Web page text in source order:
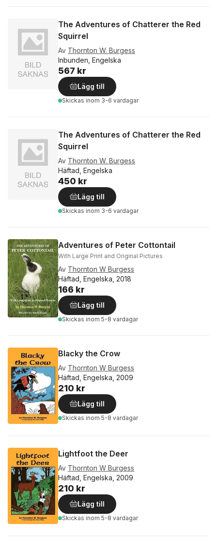
The Adventures of Chatterer the Red
Squirrel
Av Thornton W. Burgess
Inbunden, Engelska
567 kr
Lägg till
Skickas inom 3-6 vardagar
The Adventures of Chatterer the Red
Squirrel
Av Thornton W. Burgess
Häftad, Engelska
450 kr
Lägg till
Skickas inom 3-6 vardagar
Adventures of Peter Cottontail
With Large Print and Original Pictures
Av Thornton W Burgess
Häftad, Engelska, 2018
166 kr
Lägg till
Skickas inom 5-8 vardagar
Blacky the Crow
Av Thornton W Burgess
Häftad, Engelska, 2009
210 kr
Lägg till
Skickas inom 5-8 vardagar
Lightfoot the Deer
Av Thornton W Burgess
Häftad, Engelska, 2009
210 kr
Lägg till
Skickas inom 5-8 vardagar